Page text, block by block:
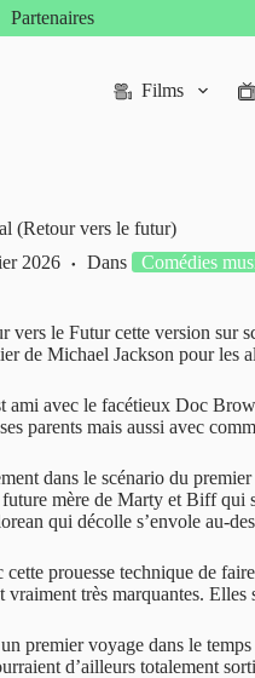
Partenaires
Films
(Retour vers le futur)
2026 Dans Comédies
vers le Futur cette version sur
de Michael Jackson pour les
avec le facétieux Doc
parents mais aussi avec
dans le scénario du
future mère de Marty et Biff
qui décolle s’envole au-
prouesse technique de
vraiment très marquantes.
premier voyage dans le
d’ailleurs totalement